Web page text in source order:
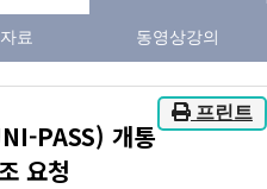
료 동영상강의
프린트
PASS) 개통
요청